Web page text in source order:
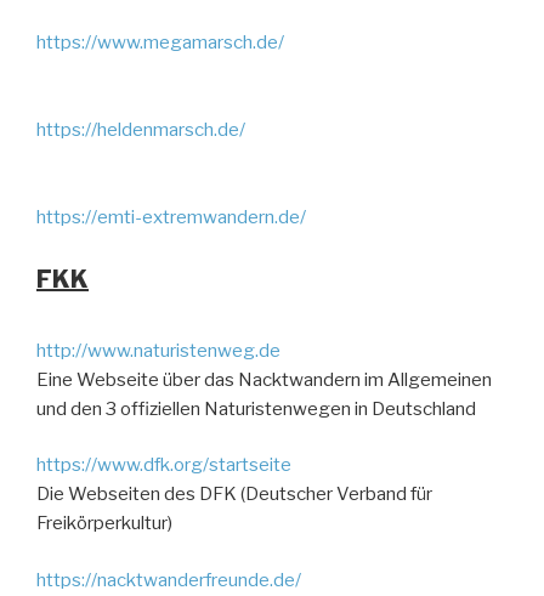
https://www.megamarsch.de/
https://heldenmarsch.de/
https://emti-extremwandern.de/
FKK
http://www.naturistenweg.de
Eine Webseite über das Nacktwandern im Allgemeinen
und den 3 offiziellen Naturistenwegen in Deutschland
https://www.dfk.org/startseite
Die Webseiten des DFK (Deutscher Verband für
Freikörperkultur)
https://nacktwanderfreunde.de/